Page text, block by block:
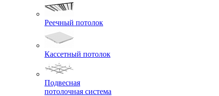
Реечный потолок
Кассетный потолок
Подвесная
потолочная система